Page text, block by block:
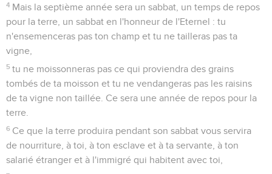
4 Mais la septième année sera un sabbat, un temps de repos
pour la terre, un sabbat en l'honneur de l'Eternel : tu
n'ensemenceras pas ton champ et tu ne tailleras pas ta
vigne,
5 tu ne moissonneras pas ce qui proviendra des grains
tombés de ta moisson et tu ne vendangeras pas les raisins
de ta vigne non taillée. Ce sera une année de repos pour la
terre.
6 Ce que la terre produira pendant son sabbat vous servira
de nourriture, à toi, à ton esclave et à ta servante, à ton
salarié étranger et à l'immigré qui habitent avec toi,